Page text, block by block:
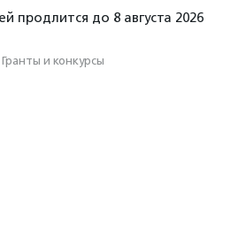
продлится до 8 августа 2026
Гранты и конкурсы